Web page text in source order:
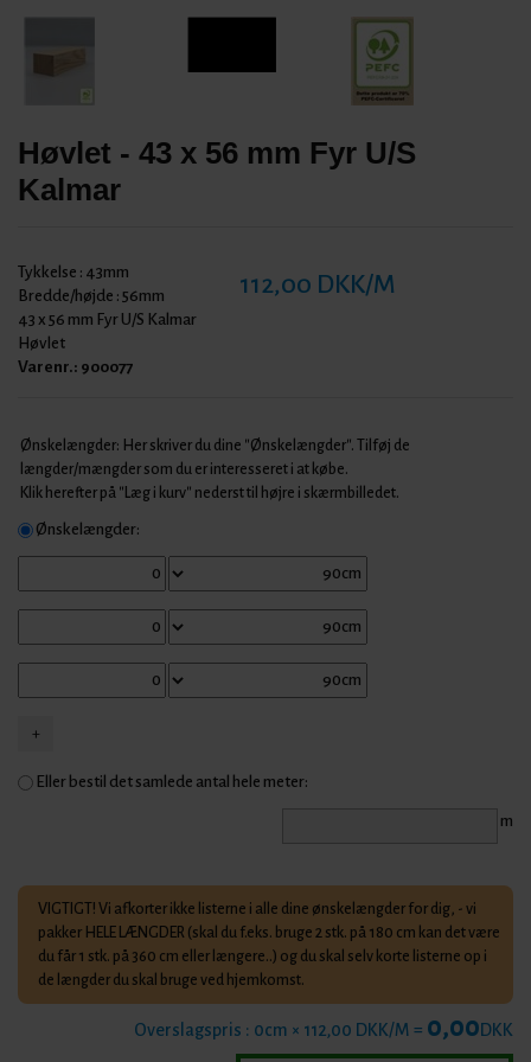
Høvlet - 43 x 56 mm Fyr U/S
Kalmar
Tykkelse : 43mm
Bredde/højde : 56mm
43 x 56 mm Fyr U/S Kalmar
Høvlet
Varenr.: 900077
112,00 DKK/M
Ønskelængder: Her skriver du dine "Ønskelængder". Tilføj de
længder/mængder som du er interesseret i at købe.
Klik herefter på "Læg i kurv" nederst til højre i skærmbilledet.
Ønskelængder:
Eller bestil det samlede antal hele meter:
m
VIGTIGT! Vi afkorter ikke listerne i alle dine ønskelængder for dig, - vi
pakker HELE LÆNGDER (skal du f.eks. bruge 2 stk. på 180 cm kan det være
du får 1 stk. på 360 cm eller længere..) og du skal selv korte listerne op i
de længder du skal bruge ved hjemkomst.
Overslagspris : 0cm × 112,00 DKK/M = 0,00DKK